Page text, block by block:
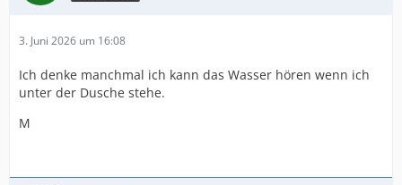
3. Juni 2026 um 16:08
Ich denke manchmal ich kann das Wasser hören wenn ich
unter der Dusche stehe.
M